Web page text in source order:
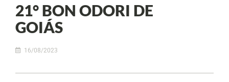
21° BON ODORI DE
GOIÁS
16/08/2023